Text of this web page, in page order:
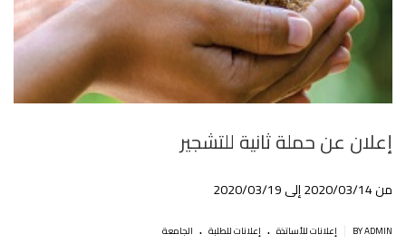
إعلان عن حملة ثانية للتشجير
من 2020/03/14 إلى 2020/03/19
BY ADMIN إعلانات للأساتذة . إعلانات للطلبة . الجامعة